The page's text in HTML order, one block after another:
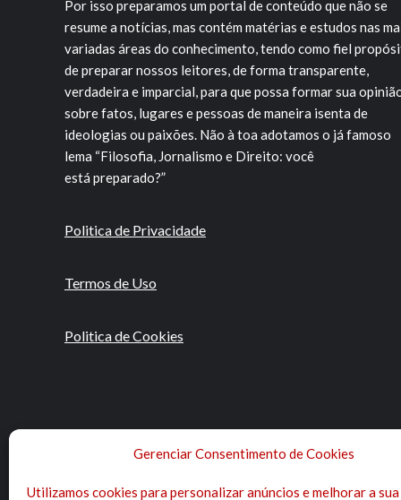
Gerenciar Consentimento de Cookies
Utilizamos cookies para personalizar anúncios e melhorar a sua
Por isso preparamos um portal de conteúdo que não se
resume a notícias, mas contém matérias e estudos nas
variadas áreas do conhecimento, tendo como fiel
de preparar nossos leitores, de forma transparente,
verdadeira e imparcial, para que possa formar sua
sobre fatos, lugares e pessoas de maneira isenta de
ideologias ou paixões. Não à toa adotamos o já famoso
lema “Filosofia, Jornalismo e Direito: você
está preparado?”
Politica de Privacidade
Termos de Uso
Politica de Cookies